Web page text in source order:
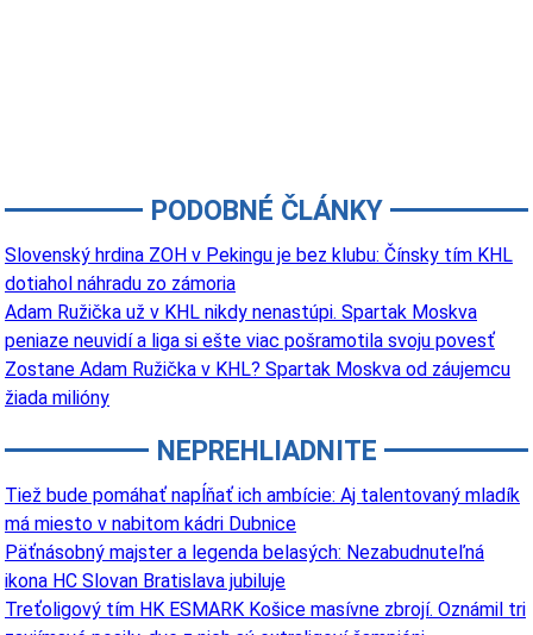
PODOBNÉ ČLÁNKY
Slovenský hrdina ZOH v Pekingu je bez klubu: Čínsky tím KHL
dotiahol náhradu zo zámoria
Adam Ružička už v KHL nikdy nenastúpi. Spartak Moskva
peniaze neuvidí a liga si ešte viac pošramotila svoju povesť
Zostane Adam Ružička v KHL? Spartak Moskva od záujemcu
žiada milióny
NEPREHLIADNITE
Tiež bude pomáhať napĺňať ich ambície: Aj talentovaný mladík
má miesto v nabitom kádri Dubnice
Päťnásobný majster a legenda belasých: Nezabudnuteľná
ikona HC Slovan Bratislava jubiluje
Treťoligový tím HK ESMARK Košice masívne zbrojí. Oznámil tri